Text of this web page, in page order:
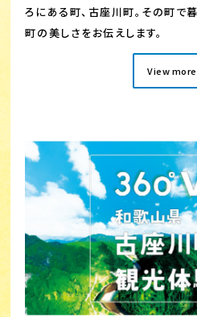
ろにある町、古座川町。その町で
町の美しさをお伝えします。
View more